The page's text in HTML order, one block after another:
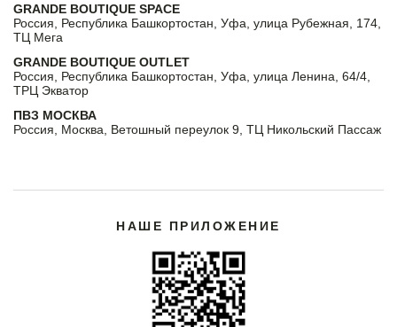
GRANDE BOUTIQUE SPACE
Россия, Республика Башкортостан, Уфа, улица Рубежная, 174,
ТЦ Мега
GRANDE BOUTIQUE OUTLET
Россия, Республика Башкортостан, Уфа, улица Ленина, 64/4,
ТРЦ Экватор
ПВЗ МОСКВА
Россия, Москва, Ветошный переулок 9, ТЦ Никольский Пассаж
НАШЕ ПРИЛОЖЕНИЕ